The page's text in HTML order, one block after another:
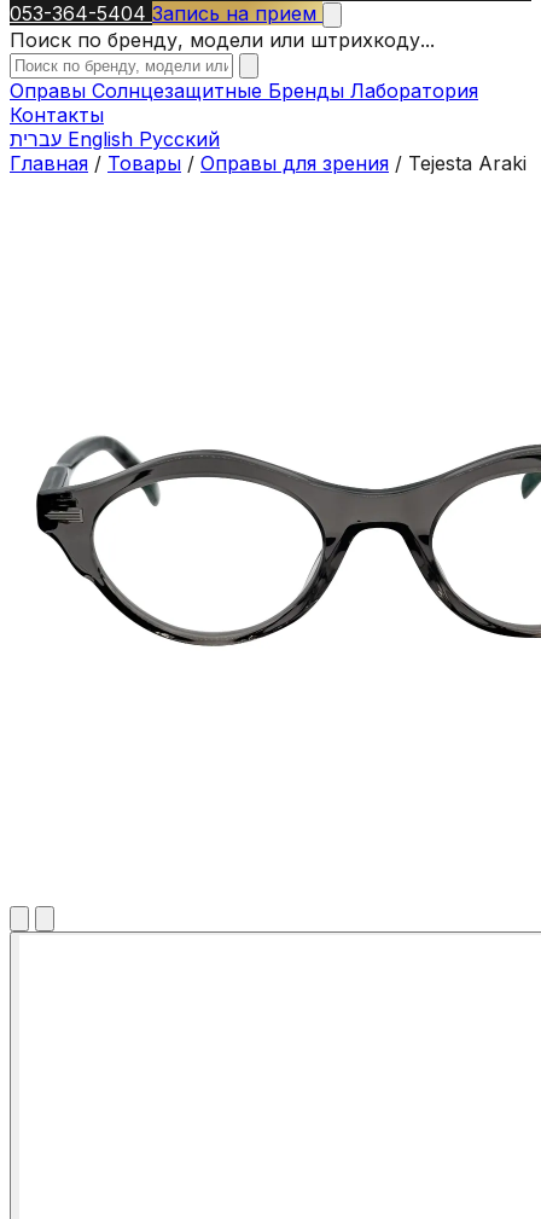
053-364-5404 Запись на прием
Поиск по бренду, модели или штрихкоду...
Оправы Солнцезащитные Бренды Лаборатория
Контакты
English Русский
Главная / Товары / Оправы для зрения / Tejesta Araki